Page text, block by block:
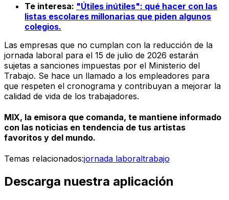
Te interesa: "Útiles inútiles": qué hacer con las
listas escolares millonarias que piden algunos
colegios.
Las empresas que no cumplan con la reducción de la
jornada laboral para el 15 de julio de 2026 estarán
sujetas a sanciones impuestas por el Ministerio del
Trabajo. Se hace un llamado a los empleadores para
que respeten el cronograma y contribuyan a mejorar la
calidad de vida de los trabajadores.
MIX, la emisora que comanda, te mantiene informado
con las noticias en tendencia de tus artistas
favoritos y del mundo.
Temas relacionados:jornada laboraltrabajo
Descarga nuestra aplicación